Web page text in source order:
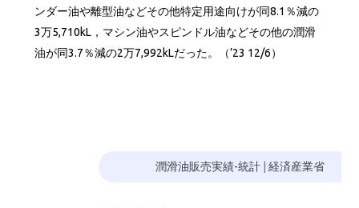
ンダー油や離型油などその他特定用途向けが同8.1％減の
3万5,710kL，マシン油やスピンドル油などその他の潤滑
油が同3.7％減の2万7,992kLだった。（’23 12/6）
潤滑油販売実績-統計| 経済産業省